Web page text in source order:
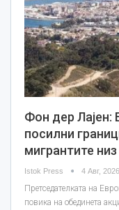
Фон дер Лајен:
посилни
мигрантите
Istok Press 4 Авг,
Претседателката на
повика на обединета